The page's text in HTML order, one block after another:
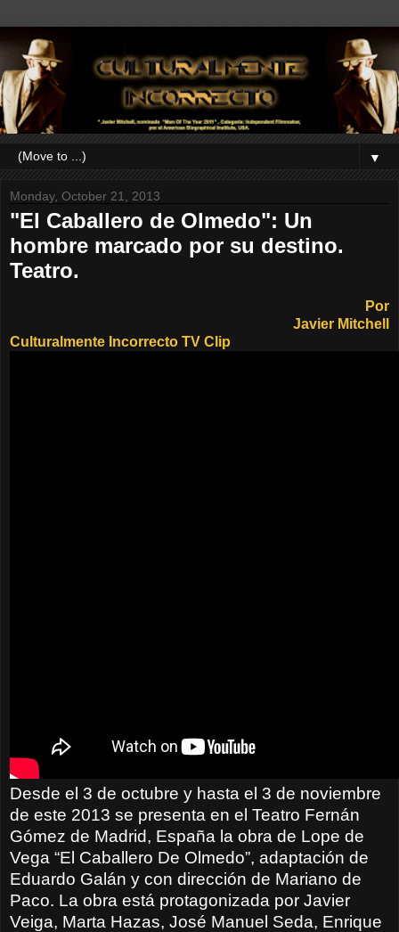
▼
Monday, October 21, 2013
"El Caballero de Olmedo": Un
hombre marcado por su destino.
Teatro.
Por
Javier Mitchell
Culturalmente Incorrecto TV Clip
Desde el 3 de octubre y hasta el 3 de noviembre
de este 2013 se presenta en el Teatro Fernán
Gómez de Madrid, España la obra de Lope de
Vega “El Caballero De Olmedo”, adaptación de
Eduardo Galán y con dirección de Mariano de
Paco. La obra está protagonizada por Javier
Veiga, Marta Hazas, José Manuel Seda, Enrique